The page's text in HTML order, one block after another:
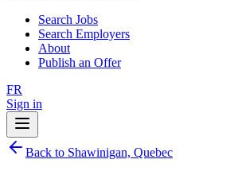
Search Jobs
Search Employers
About
Publish an Offer
FR
Sign in
Back to Shawinigan, Quebec